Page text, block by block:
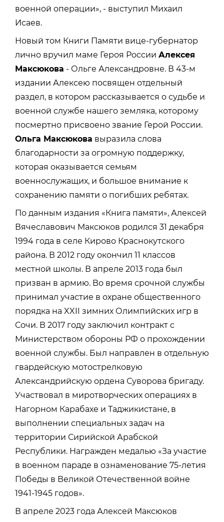
военной операции», - выступил Михаил
Исаев.
Новый том Книги Памяти вице-губернатор
лично вручил маме Героя России Алексея
Максюкова - Ольге Александровне. В 43-м
издании Алексею посвящен отдельный
раздел, в котором рассказывается о судьбе и
военной службе нашего земляка, которому
посмертно присвоено звание Герой России.
Ольга Максюкова выразила слова
благодарности за огромную поддержку,
которая оказывается семьям
военнослужащих, и большое внимание к
сохранению памяти о погибших ребятах.
По данным издания «Книга памяти», Алексей
Вячеславович Максюков родился 31 декабря
1994 года в селе Кирово Краснокутского
района. В 2012 году окончил 11 классов
местной школы. В апреле 2013 года был
призван в армию. Во время срочной службы
принимал участие в охране общественного
порядка на XXII зимних Олимпийских игр в
Сочи. В 2017 году заключил контракт с
Министерством обороны РФ о прохождении
военной службы. Был направлен в отдельную
гвардейскую мотострелковую
Александрийскую ордена Суворова бригаду.
Участвовал в миротворческих операциях в
Нагорном Карабахе и Таджикистане, в
выполнении специальных задач на
территории Сирийской Арабской
Республики. Награжден медалью «За участие
в военном параде в ознаменование 75-летия
Победы в Великой Отечественной войне
1941-1945 годов».
В апреле 2023 года Алексей Максюков